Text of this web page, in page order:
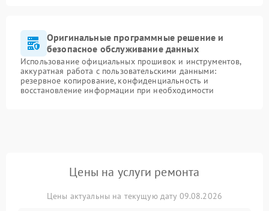
Оригинальные программные решение и
безопасное обслуживание данных
Использование официальных прошивок и инструментов,
аккуратная работа с пользовательскими данными:
резервное копирование, конфиденциальность и
восстановление информации при необходимости
Цены на услуги ремонта
Цены актуальны на текущую дату 09.08.2026